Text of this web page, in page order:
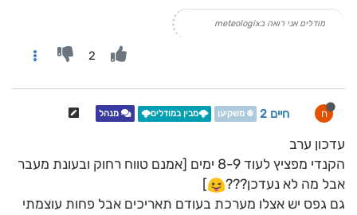
מודלים אני רואה בmeteologix
2
ח חיים 2 ❄️ משקיען 🌩️מבין במודלים🌩️ מנהל
עדכון ערב
הקנדי מפציץ לעוד 8-9 ימים [אמנם טווח רחוק ובעונת מעבר
אבל מה לא נעדכן???
]
גם גפס יש אצלו מערכת בעודם תאריכים אבל פחות עוצמתי